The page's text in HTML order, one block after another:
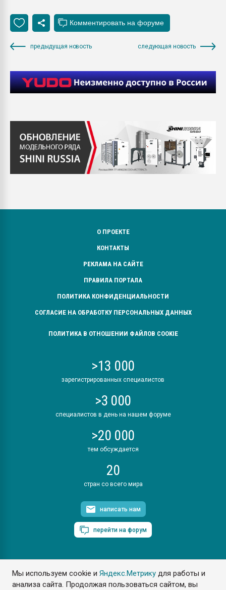
Мы используем cookie иЯндекс.Метрику для работы и
анализа сайта. Продолжая пользоваться сайтом, вы
предыдущая новость следующая новость
О ПРОЕКТЕ
КОНТАКТЫ
РЕКЛАМА НА САЙТЕ
ПРАВИЛА ПОРТАЛА
ПОЛИТИКА КОНФИДЕНЦИАЛЬНОСТИ
СОГЛАСИЕ НА ОБРАБОТКУ ПЕРСОНАЛЬНЫХ ДАННЫХ
ПОЛИТИКА В ОТНОШЕНИИ ФАЙЛОВ COOKIE
>13 000
зарегистрированных специалистов
>3 000
специалистов в день на нашем форуме
>20 000
тем обсуждается
20
стран со всего мира
написать нам
перейти на форум
ПластЭксперт © 2006. Все права защищены
Разрешается копирование материалов сайта с обязательной